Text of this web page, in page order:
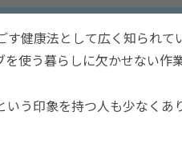
健康法として広く知られて
使う暮らしに欠かせない作業
う印象を持つ人も少なくあ